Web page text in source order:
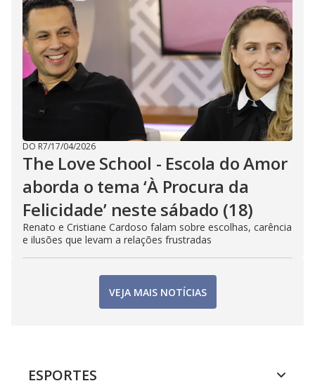
DO R7/17/04/2026
The Love School - Escola do Amor
aborda o tema ‘À Procura da
Felicidade’ neste sábado (18)
Renato e Cristiane Cardoso falam sobre escolhas, carência
e ilusões que levam a relações frustradas
VEJA MAIS NOTÍCIAS
ESPORTES